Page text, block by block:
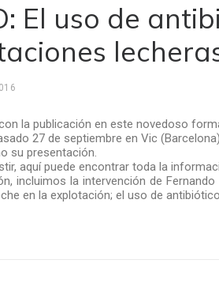
El uso de
la publicación en este novedoso
27 de septiembre en Vic
su presentación.
aquí puede encontrar toda la
incluimos la intervención de
en la explotación; el uso de